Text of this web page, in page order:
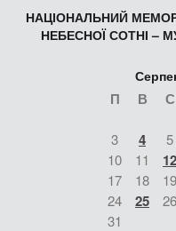
НАЦІОНАЛЬНИЙ
НЕБЕСНОЇ СОТНІ –
П В С
3 4 5
10
11 12
17
18 19
24
25 26
31